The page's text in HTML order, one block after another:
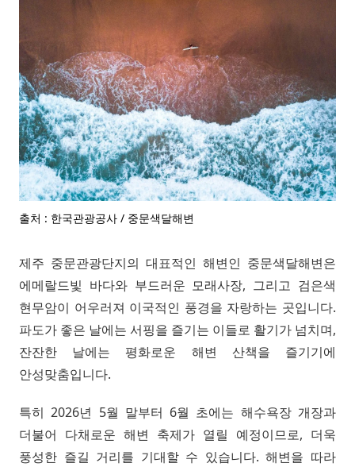
출처 : 한국관광공사 / 중문색달해변
제주 중문관광단지의 대표적인 해변인 중문색달해변은
에메랄드빛 바다와 부드러운 모래사장, 그리고 검은색
현무암이 어우러져 이국적인 풍경을 자랑하는 곳입니다.
파도가 좋은 날에는 서핑을 즐기는 이들로 활기가 넘치며,
잔잔한 날에는 평화로운 해변 산책을 즐기기에
안성맞춤입니다.
특히 2026년 5월 말부터 6월 초에는 해수욕장 개장과
더불어 다채로운 해변 축제가 열릴 예정이므로, 더욱
풍성한 즐길 거리를 기대할 수 있습니다. 해변을 따라